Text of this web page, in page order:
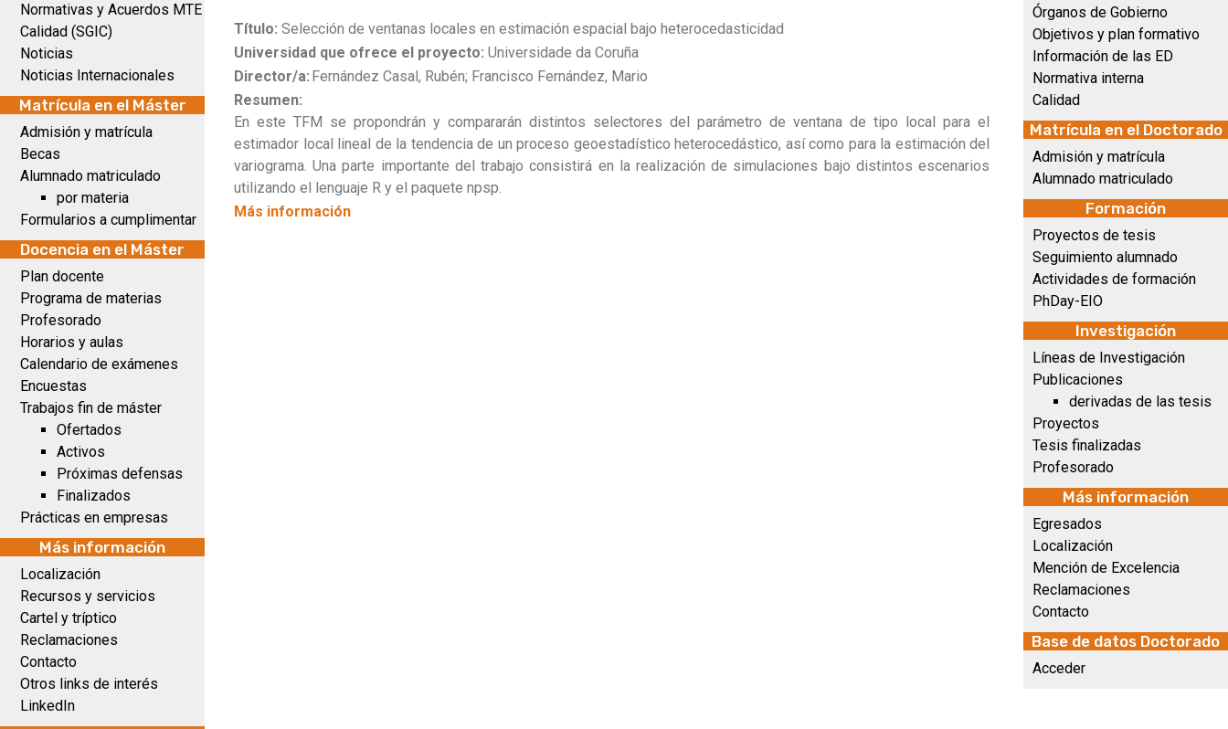
Normativas y Acuerdos MTE
Calidad (SGIC)
Noticias
Noticias Internacionales
Matrícula en el Máster
Admisión y matrícula
Becas
Alumnado matriculado
por materia
Formularios a cumplimentar
Docencia en el Máster
Plan docente
Programa de materias
Profesorado
Horarios y aulas
Calendario de exámenes
Encuestas
Trabajos fin de máster
Ofertados
Activos
Próximas defensas
Finalizados
Prácticas en empresas
Más información
Localización
Recursos y servicios
Cartel y tríptico
Reclamaciones
Contacto
Otros links de interés
LinkedIn
Título: Selección de ventanas locales en estimación espacial bajo heterocedasticidad
Universidad que ofrece el proyecto: Universidade da Coruña
Director/a: Fernández Casal, Rubén; Francisco Fernández, Mario
Resumen:
En este TFM se propondrán y compararán distintos selectores del parámetro de ventana de tipo local para el
estimador local lineal de la tendencia de un proceso geoestadístico heterocedástico, así como para la estimación del
variograma. Una parte importante del trabajo consistirá en la realización de simulaciones bajo distintos escenarios
utilizando el lenguaje R y el paquete npsp.
Más información
Órganos de Gobierno
Objetivos y plan formativo
Información de las ED
Normativa interna
Calidad
Matrícula en el Doctorado
Admisión y matrícula
Alumnado matriculado
Formación
Proyectos de tesis
Seguimiento alumnado
Actividades de formación
PhDay-EIO
Investigación
Líneas de Investigación
Publicaciones
derivadas de las tesis
Proyectos
Tesis finalizadas
Profesorado
Más información
Egresados
Localización
Mención de Excelencia
Reclamaciones
Contacto
Base de datos Doctorado
Acceder